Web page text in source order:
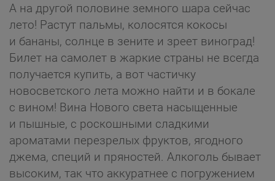
А на другой половине земного шара сейчас
лето! Растут пальмы, колосятся кокосы
и бананы, солнце в зените и зреет виноград!
Билет на самолет в жаркие страны не всегда
получается купить, а вот частичку
новосветского лета можно найти и в бокале
с вином! Вина Нового света насыщенные
и пышные, с роскошными сладкими
ароматами перезрелых фруктов, ягодного
джема, специй и пряностей. Алкоголь бывает
высоким, так что аккуратнее с погружением